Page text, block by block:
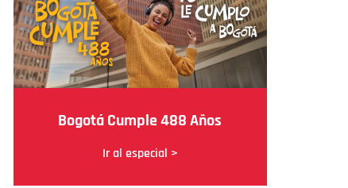
Bogotá Cumple 488 Años
Ir al especial >